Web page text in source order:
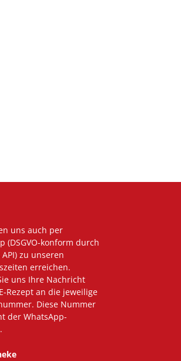
uns auch per
(DSGVO-konform durch
zu unseren
erreichen.
uns Ihre Nachricht
Rezept an die jeweilige
Diese Nummer
der WhatsApp-